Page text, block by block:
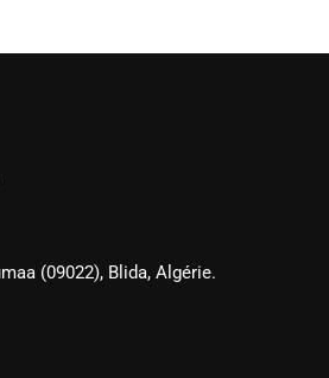
(09022), Blida, Algérie.